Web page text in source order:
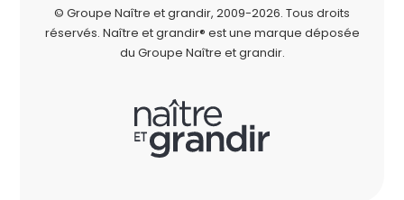
© Groupe Naître et grandir, 2009-2026. Tous droits
réservés. Naître et grandir® est une marque déposée
du Groupe Naître et grandir.